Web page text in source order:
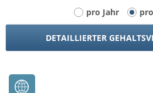
pro Jahr
DETAILLIERTER